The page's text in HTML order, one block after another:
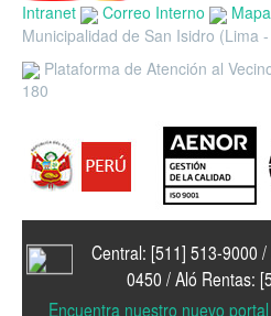
Intranet Correo Interno
Municipalidad de San Isidro (Lima
Plataforma de Atención al
180
Central: [511] 513-9000
0450 / Aló Rentas:
Encuentra nuestro nuevo